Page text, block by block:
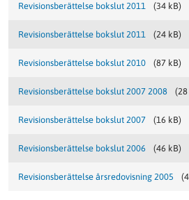
Revisionsberättelse bokslut 2011 (34 kB)
Revisionsberättelse bokslut 2011 (24 kB)
Revisionsberättelse bokslut 2010 (87 kB)
Revisionsberättelse bokslut 2007 2008
Revisionsberättelse bokslut 2007 (16 kB)
Revisionsberättelse bokslut 2006 (46 kB)
Revisionsberättelse årsredovisning 2005